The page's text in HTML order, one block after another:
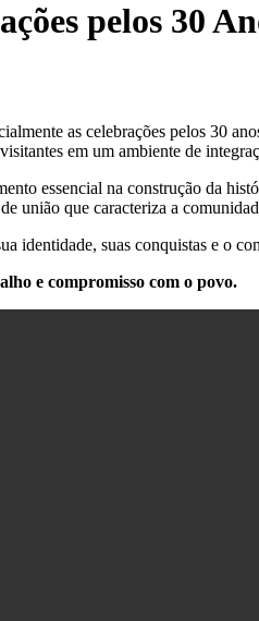
pelos 30
as celebrações pelos 30
em um ambiente de
essencial na construção da
união que caracteriza a
identidade, suas conquistas e o
e compromisso com o povo.